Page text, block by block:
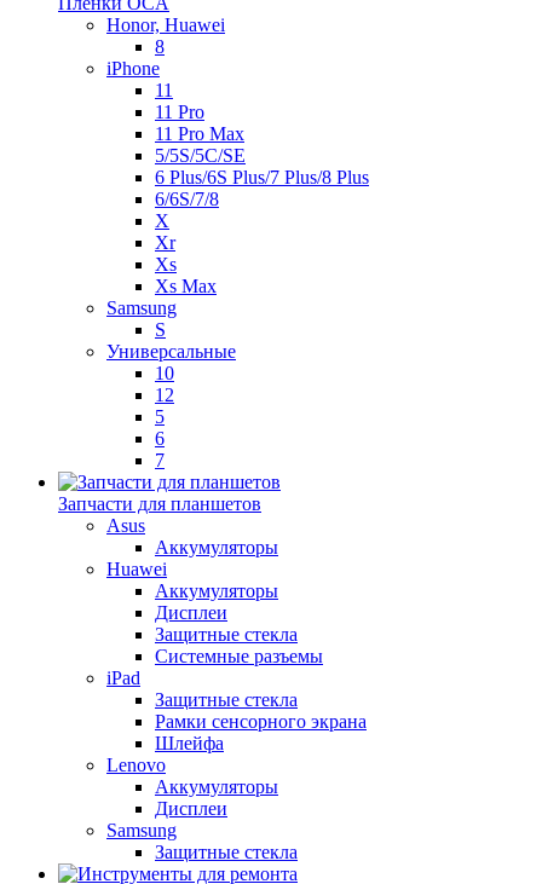
Honor, Huawei
8
iPhone
11
11 Pro
11 Pro Max
5/5S/5C/SE
6 Plus/6S Plus/7 Plus/8 Plus
6/6S/7/8
X
Xr
Xs
Xs Max
Samsung
S
Универсальные
10
12
5
6
7
Запчасти для планшетов
Asus
Аккумуляторы
Huawei
Аккумуляторы
Дисплеи
Защитные стекла
Системные разъемы
iPad
Защитные стекла
Рамки сенсорного экрана
Шлейфа
Lenovo
Аккумуляторы
Дисплеи
Samsung
Защитные стекла